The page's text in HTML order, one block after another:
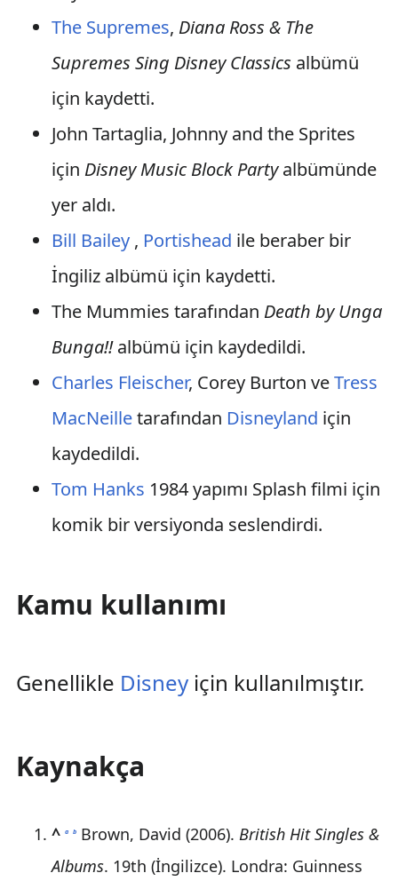
The Supremes, Diana Ross & The
Supremes Sing Disney Classics albümü
için kaydetti.
John Tartaglia, Johnny and the Sprites
için Disney Music Block Partyalbümünde
yer aldı.
Bill Bailey , Portishead ile beraber bir
İngiliz albümü için kaydetti.
The Mummies tarafından Death by Unga
Bunga!!albümü için kaydedildi.
Charles Fleischer, Corey Burton veTress
MacNeilletarafından Disneyland için
kaydedildi.
Tom Hanks 1984 yapımı Splash filmi için
komik bir versiyonda seslendirdi.
Kamu kullanımı
Genellikle Disneyiçin kullanılmıştır.
Kaynakça
^ a b Brown, David (2006). British Hit Singles &
Albums. 19th (İngilizce). Londra: Guinness